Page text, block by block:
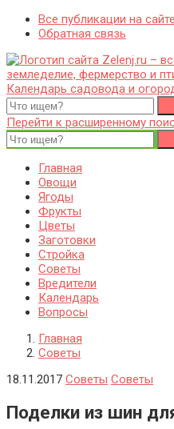
Все публикации на сайте
Обратная связь
Zelenj.ru – все про
птицеводство
Особенности садоводства,
птицеводства. Выращивания
Уход за дачным участком,
советы дачникам и садоводам
Календарь садовода и
Перейти к расширенному
Главная
Овощи
Ягоды
Фрукты
Цветы
Заготовки
Стройка
Советы
Вредители
Календарь
Вопросы
Главная
Советы
18.11.2017 Советы Советы
Поделки из шин